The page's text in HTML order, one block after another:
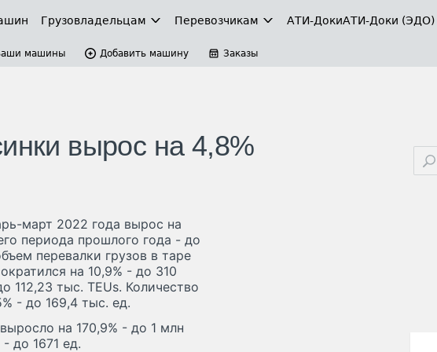
Грузовладельцам Перевозчикам АТИ-ДокиАТИ-Доки (ЭДО)
машины Добавить машину Заказы
вырос на 4,8%
март 2022 года вырос на
периода прошлого года - до
перевалки грузов в таре
на 10,9% - до 310
112,23 тыс. TEUs. Количество
- до 169,4 тыс. ед.
на 170,9% - до 1 млн
до 1671 ед.